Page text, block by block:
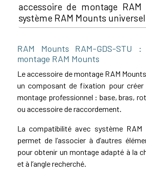
accessoire de montage
système RAM Mounts universel
RAM Mounts RAM-GDS-STU
montage RAM Mounts
Le accessoire de montage RAM
un composant de fixation pour créer
montage professionnel : base, bras,
ou accessoire de raccordement.
La compatibilité avec système RAM
permet de l’associer à d’autres
pour obtenir un montage adapté à la
et à l’angle recherché.